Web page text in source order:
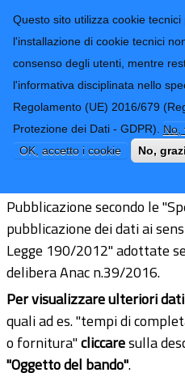
Questo sito utilizza cookie
l'installazione di cookie tecnici
consenso degli utenti, mentre
l'informativa disciplinata nello
Regolamento (UE) 2016/679
Protezione dei Dati - GDPR). No,
OK, accetto i cookie
No,
Provincia di
Imperia
Form di ricerca
Informazioni sulle
in formato
Pubblicazione secondo le
pubblicazione dei dati ai
Legge 190/2012" adottate
delibera Anac n.39/2016.
Per visualizzare ulteriori
quali ad es. "tempi di
o fornitura"cliccaresulla
"Oggetto del bando".